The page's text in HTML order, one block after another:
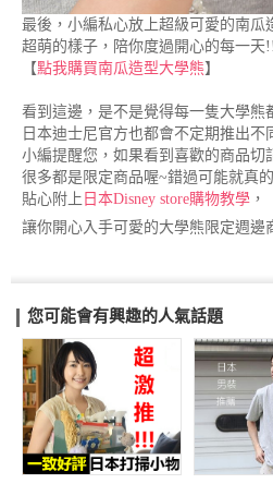
最後，小編私心放上超級可愛的南瓜
超萌的樣子，陪你度過開心的每一天
【點我購買南瓜造型大學熊】
看到這邊，是不是覺得每一隻大學熊
日本迪士尼官方也都會不定期推出不
小編提醒您，如果看到喜歡的商品切
很多都是限定商品喔~錯過可能就真
貼心附上 日本Disney store購物教學 ，
讓你開心入手可愛的大學熊限定週邊
您可能會有興趣的人氣話題